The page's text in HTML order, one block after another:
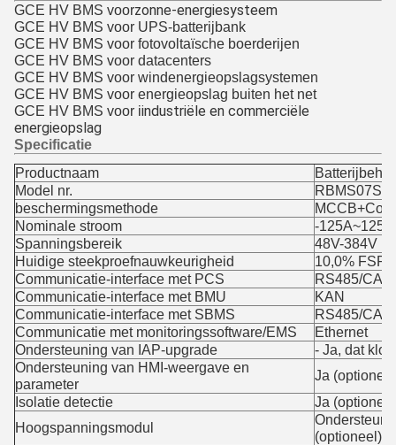
GCE HV BMS voorzonne-energiesysteem
GCE HV BMS voor UPS-batterijbank
GCE HV BMS voor fotovoltaïsche boerderijen
GCE HV BMS voor datacenters
GCE HV BMS voor windenergieopslagsystemen
GCE HV BMS voor energieopslag buiten het net
GCE HV BMS voor iindustriële en commerciële
energieopslag
Specificatie
Productnaam
Model nr.
beschermingsmethode
Nominale stroom
-125A~125A
Spanningsbereik
48V-384V
Huidige steekproefnauwkeurigheid
10,0% FSR
Communicatie-interface met PCS
RS485/CAN
Communicatie-interface met BMU
KAN
Communicatie-interface met SBMS
RS485/CAN
Communicatie met monitoringssoftware/EMS
Ethernet
Ondersteuning van IAP-upgrade
- Ja, dat
Ondersteuning van HMI-weergave en
parameter
Ja
Isolatie detectie
Ja
Hoogspanningsmodul
(optioneel)